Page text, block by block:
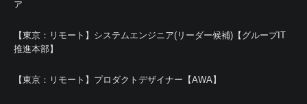
ア
【東京：リモート】システムエンジニア(リーダー候補)【グループIT
推進本部】
【東京：リモート】プロダクトデザイナー【AWA】